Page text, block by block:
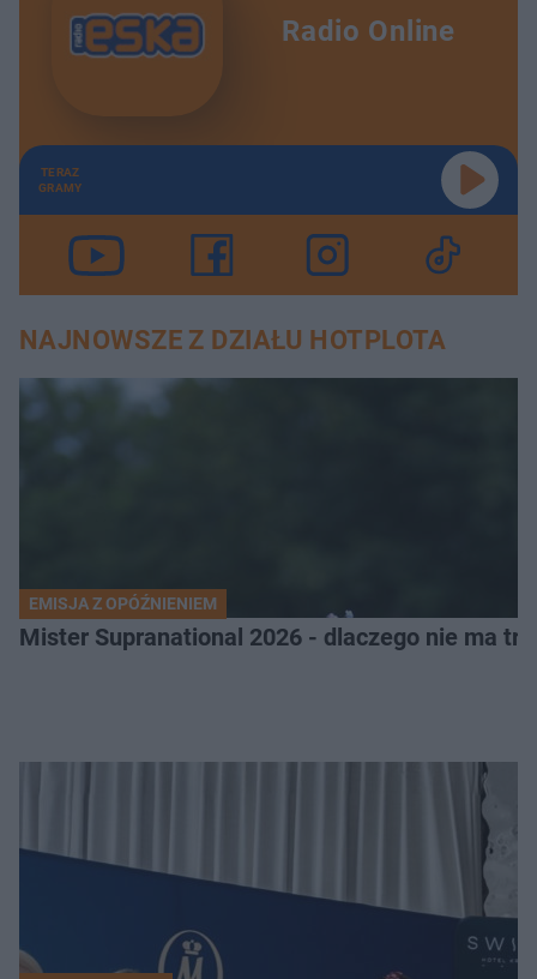
Radio Online
TERAZ
GRAMY
NAJNOWSZE Z DZIAŁU HOTPLOTA
EMISJA Z OPÓŹNIENIEM
Mister Supranational 2026 - dlaczego nie ma